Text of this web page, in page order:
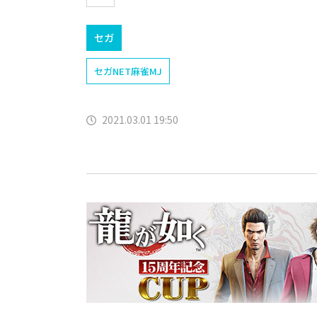
セガ
セガNET麻雀MJ
2021.03.01 19:50